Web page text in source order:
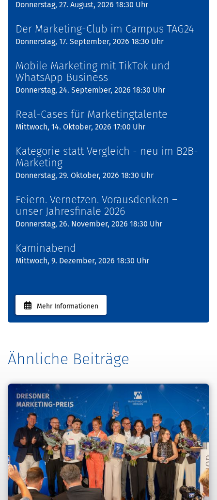
Donnerstag, 27. August, 2026 18:30 Uhr
Der Marketing-Club im Campus TAG24
Donnerstag, 17. September, 2026 18:30 Uhr
Mobile Marketing mit TikTok und
WhatsApp Business
Donnerstag, 24. September, 2026 18:30 Uhr
Real-Cases für Marketingtalente
Mittwoch, 14. Oktober, 2026 17:00 Uhr
Kategorie statt Vergleich - neu im B2B-
Marketing
Donnerstag, 29. Oktober, 2026 18:30 Uhr
Feiern. Vernetzen. Vorausdenken –
unser Jahresfinale 2026
Donnerstag, 26. November, 2026 18:30 Uhr
Kaminabend
Mittwoch, 9. Dezember, 2026 18:30 Uhr
Mehr Informationen
Ähnliche Beiträge